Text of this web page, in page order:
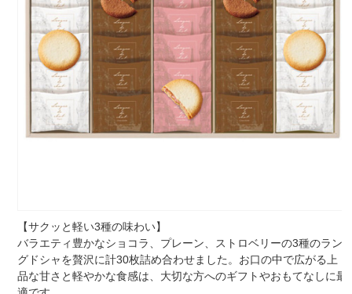
【サクッと軽い3種の味わい】
バラエティ豊かなショコラ、プレーン、ストロベリーの3種のラン
グドシャを贅沢に計30枚詰め合わせました。お口の中で広がる上
品な甘さと軽やかな食感は、大切な方へのギフトやおもてなしに最